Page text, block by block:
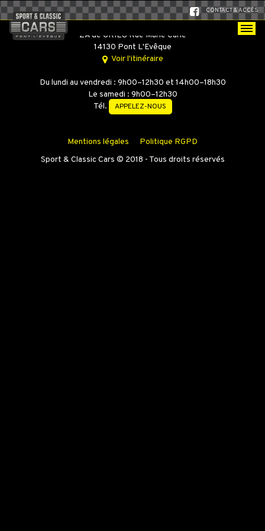
CONTACT & ACCÈS
SPORT & CLASSIC CARS
ZA de GRIEU Rue Marie Curie
14130 Pont L'Evêque
Voir l'itinéraire
Du lundi au vendredi : 9h00–12h30 et 14h00–18h30
Le samedi : 9h00–12h30
Tél.
APPELEZ-NOUS
Mentions légales
Politique RGPD
Sport & Classic Cars © 2018 - Tous droits réservés